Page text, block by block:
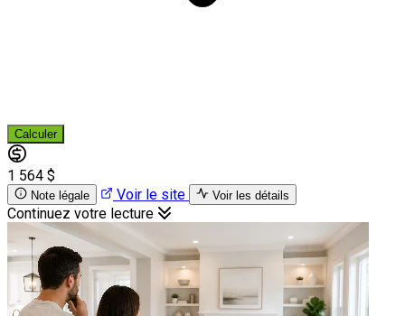
Calculer
1 564 $
Note légale Voir le site Voir les détails
Continuez votre lecture